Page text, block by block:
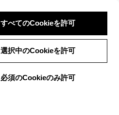
すべてのCookieを許可
選択中のCookieを許可
必須のCookieのみ許可
ログイン 検索 メニュー